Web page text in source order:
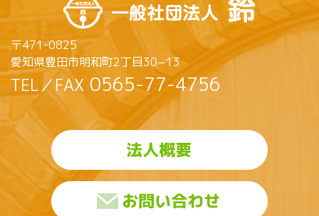
〒471-0825
愛知県豊田市明和町2丁目30−13
TEL／FAX 0565-77-4756